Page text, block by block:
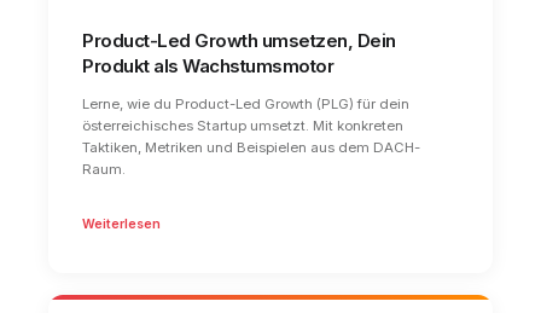
Product-Led Growth umsetzen, Dein
Produkt als Wachstumsmotor
Lerne, wie du Product-Led Growth (PLG) für dein
österreichisches Startup umsetzt. Mit konkreten
Taktiken, Metriken und Beispielen aus dem DACH-
Raum.
Weiterlesen